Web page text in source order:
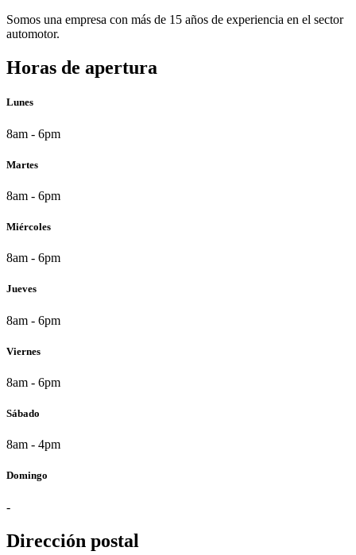
Somos una empresa con más de 15 años de experiencia en el sector
automotor.
Horas de apertura
Lunes
8am - 6pm
Martes
8am - 6pm
Miércoles
8am - 6pm
Jueves
8am - 6pm
Viernes
8am - 6pm
Sábado
8am - 4pm
Domingo
-
Dirección postal